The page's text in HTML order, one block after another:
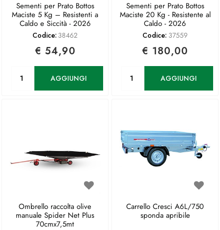
Sementi per Prato Bottos
Maciste 5 Kg – Resistenti a
Caldo e Siccità - 2026
Codice: 38462
€ 54,90
AGGIUNGI
Sementi per Prato Bottos
Maciste 20 Kg - Resistente al
Caldo - 2026
Codice: 37559
€ 180,00
AGGIUNGI
Ombrello raccolta olive
manuale Spider Net Plus
70cmx7,5mt
Carrello Cresci A6L/750
sponda apribile